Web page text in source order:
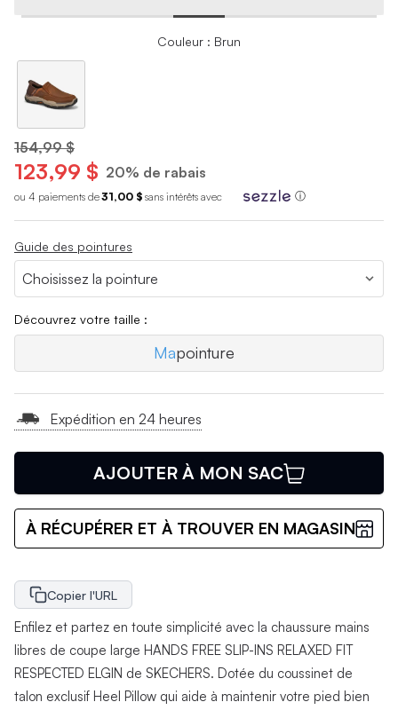
Couleur : Brun
154,99 $
123,99 $ 20% de rabais
ou 4 paiements de31,00 $ sans intérêts avec ⓘ
Guide des pointures
Découvrez votre taille :
Mapointure
Expédition en 24 heures
AJOUTER À MON SAC
À RÉCUPÉRER ET À TROUVER EN MAGASIN
Copier l'URL
Enfilez et partez en toute simplicité avec la chaussure mains
libres de coupe large HANDS FREE SLIP-INS RELAXED FIT
RESPECTED ELGIN de SKECHERS. Dotée du coussinet de
talon exclusif Heel Pillow qui aide à maintenir votre pied bien